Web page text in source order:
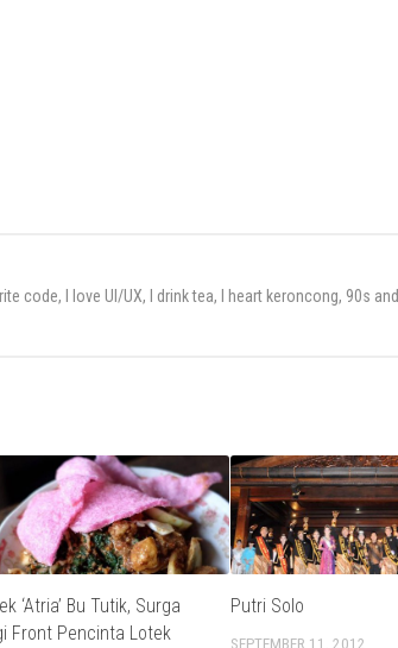
code, I love UI/UX, I drink tea, I heart keroncong, 90s and
‘Atria’ Bu Tutik, Surga
Front Pencinta Lotek
Putri Solo
SEPTEMBER 11, 2012